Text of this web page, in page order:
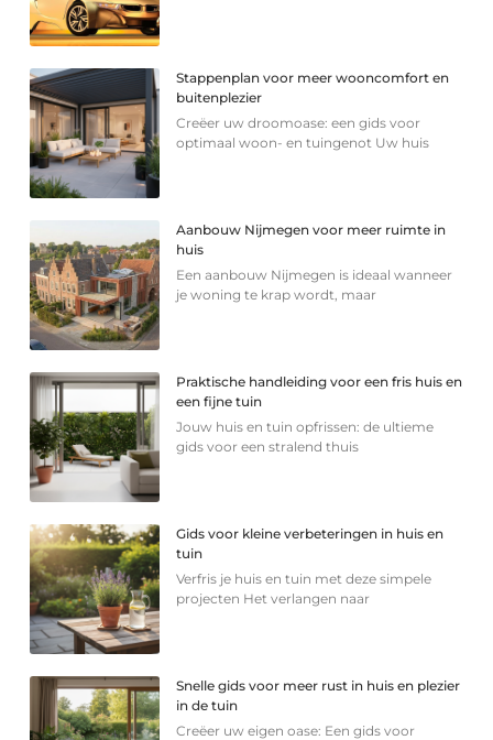
Stappenplan voor meer wooncomfort en
buitenplezier
Creëer uw droomoase: een gids voor
optimaal woon- en tuingenot Uw huis
Aanbouw Nijmegen voor meer ruimte in
huis
Een aanbouw Nijmegen is ideaal wanneer
je woning te krap wordt, maar
Praktische handleiding voor een fris huis en
een fijne tuin
Jouw huis en tuin opfrissen: de ultieme
gids voor een stralend thuis
Gids voor kleine verbeteringen in huis en
tuin
Verfris je huis en tuin met deze simpele
projecten Het verlangen naar
Snelle gids voor meer rust in huis en plezier
in de tuin
Creëer uw eigen oase: Een gids voor